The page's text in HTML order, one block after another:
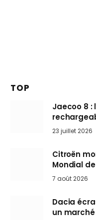
TOP
Jaecoo 8 :
arrive en
23 juillet 2026
Citroën
Mondial
Mini
7 août 2026
Dacia
un